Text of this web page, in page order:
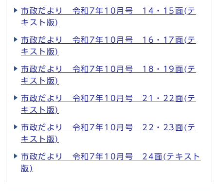
市政だより 令和7年10月号 14・15面(テ
キスト版)
市政だより 令和7年10月号 16・17面(テ
キスト版)
市政だより 令和7年10月号 18・19面(テ
キスト版)
市政だより 令和7年10月号 21・22面(テ
キスト版)
市政だより 令和7年10月号 22・23面(テ
キスト版)
市政だより 令和7年10月号 24面(テキスト
版)